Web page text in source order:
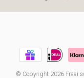
© Copyright 2026 Fraai